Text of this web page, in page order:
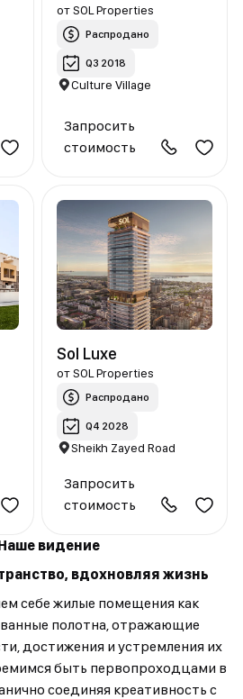
от SOL Properties
Распродано
Q3 2018
Culture Village
Запросить
стоимость
Sol Luxe
от SOL Properties
Распродано
Q4 2028
Sheikh Zayed Road
Запросить
стоимость
видение
вдохновляя жизнь
себе жилые помещения как
полотна, отражающие
достижения и устремления их
быть первопроходцами в
соединяя креативность с